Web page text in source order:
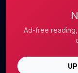
Ad-free